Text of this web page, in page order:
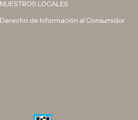
NUESTROS LOCALES
Derecho de Información al Consumidor